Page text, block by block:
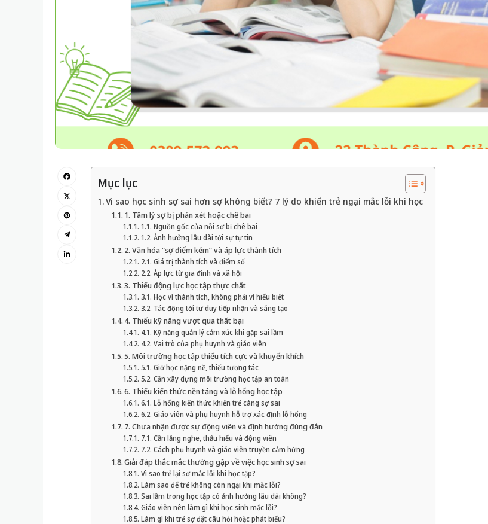
Mục lục
Vì sao học sinh sợ sai hơn sợ không biết? 7 lý do khiến trẻ ngại mắc lỗi khi học
1. Tâm lý sợ bị phán xét hoặc chê bai
1.1. Nguồn gốc của nỗi sợ bị chê bai
1.2. Ảnh hưởng lâu dài tới sự tự tin
2. Văn hóa “sợ điểm kém” và áp lực thành tích
2.1. Giá trị thành tích và điểm số
2.2. Áp lực từ gia đình và xã hội
3. Thiếu động lực học tập thực chất
3.1. Học vì thành tích, không phải vì hiểu biết
3.2. Tác động tới tư duy tiếp nhận và sáng tạo
4. Thiếu kỹ năng vượt qua thất bại
4.1. Kỹ năng quản lý cảm xúc khi gặp sai lầm
4.2. Vai trò của phụ huynh và giáo viên
5. Môi trường học tập thiếu tích cực và khuyến khích
5.1. Giờ học nặng nề, thiếu tương tác
5.2. Cần xây dựng môi trường học tập an toàn
6. Thiếu kiến thức nền tảng và lỗ hổng học tập
6.1. Lỗ hổng kiến thức khiến trẻ càng sợ sai
6.2. Giáo viên và phụ huynh hỗ trợ xác định lỗ hổng
7. Chưa nhận được sự động viên và định hướng đúng đắn
7.1. Cần lắng nghe, thấu hiểu và động viên
7.2. Cách phụ huynh và giáo viên truyền cảm hứng
Giải đáp thắc mắc thường gặp về việc học sinh sợ sai
Vì sao trẻ lại sợ mắc lỗi khi học tập?
Làm sao để trẻ không còn ngại khi mắc lỗi?
Sai lầm trong học tập có ảnh hưởng lâu dài không?
Giáo viên nên làm gì khi học sinh mắc lỗi?
Làm gì khi trẻ sợ đặt câu hỏi hoặc phát biểu?